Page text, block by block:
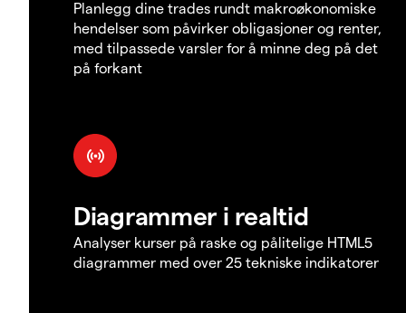
Planlegg dine trades rundt makroøkonomiske
hendelser som påvirker obligasjoner og renter,
med tilpassede varsler for å minne deg på det
på forkant
Diagrammer i realtid
Analyser kurser på raske og pålitelige HTML5
diagrammer med over 25 tekniske indikatorer